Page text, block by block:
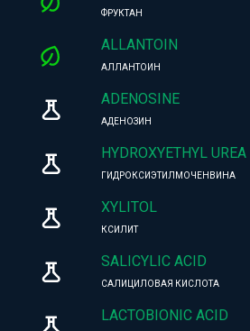
ФРУКТАН
ALLANTOIN
АЛЛАНТОИН
ADENOSINE
АДЕНОЗИН
HYDROXYETHYL UREA
ГИДРОКСИЭТИЛМОЧЕНВИНА
XYLITOL
КСИЛИТ
SALICYLIC ACID
САЛИЦИЛОВАЯ КИСЛОТА
LACTOBIONIC ACID